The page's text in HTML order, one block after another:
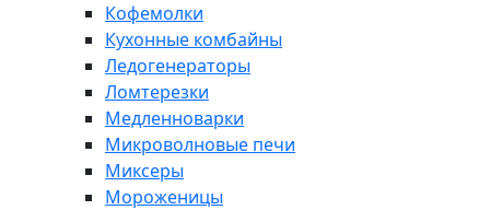
Кофемолки
Кухонные комбайны
Ледогенераторы
Ломтерезки
Медленноварки
Микроволновые печи
Миксеры
Мороженицы